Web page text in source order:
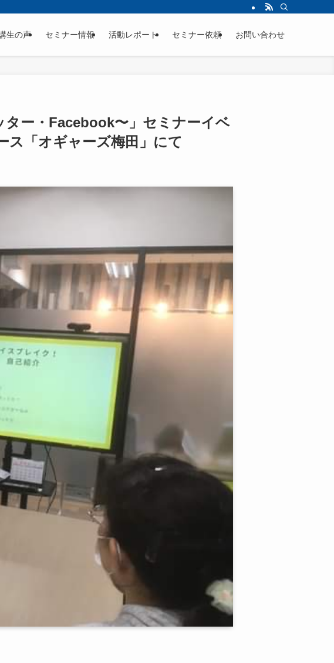
生の声 セミナー情報 活動レポート セミナー依頼 お問い合わせ
ター・Facebook〜」セミナーイベ
ス「オギャーズ梅田」にて